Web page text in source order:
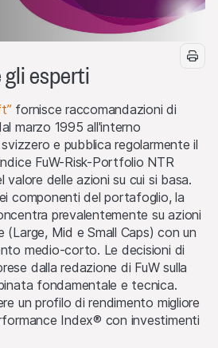
esperti
fornisce raccomandazioni di
marzo 1995 all'interno
e pubblica regolarmente il
FuW-Risk-Portfolio NTR
valore delle azioni su cui si basa.
componenti del portafoglio, la
prevalentemente su azioni
Mid e Small Caps) con un
medio-corto. Le decisioni di
dalla redazione di FuW sulla
fondamentale e tecnica.
un profilo di rendimento migliore
Index® con investimenti